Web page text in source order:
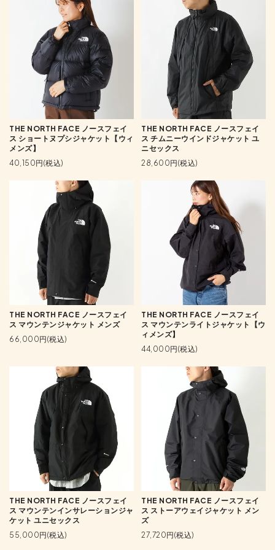
THE NORTH FACE ノースフェイ
ス ショートヌプシジャケット【ウィ
メンズ】
40,150円(税込)
THE NORTH FACE ノースフェイ
ス チムニーウインドジャケット ユ
ニセックス
28,600円(税込)
THE NORTH FACE ノースフェイ
ス マウンテンジャケット メンズ
66,000円(税込)
THE NORTH FACE ノースフェイ
ス マウンテンライトジャケット【ウ
ィメンズ】
44,000円(税込)
THE NORTH FACE ノースフェイ
ス マウンテンインサレーションジャ
ケット ユニセックス
55,000円(税込)
THE NORTH FACE ノースフェイ
ス ストーアウェイジャケット メン
ズ
27,720円(税込)